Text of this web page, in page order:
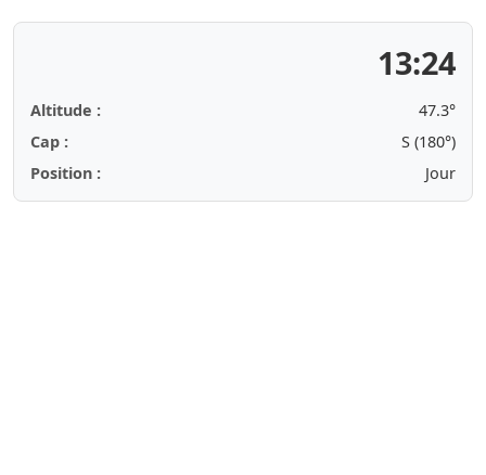
13:24
Altitude :
47.3°
Cap :
S (180°)
Position :
Jour